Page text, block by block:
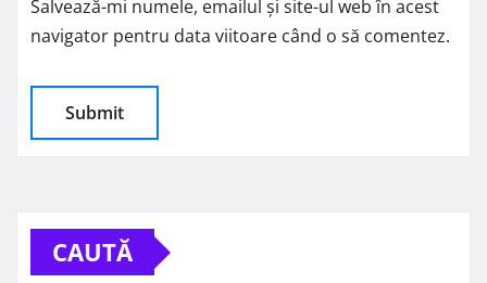
Salvează-mi numele, emailul și site-ul web în acest
navigator pentru data viitoare când o să comentez.
CAUTĂ